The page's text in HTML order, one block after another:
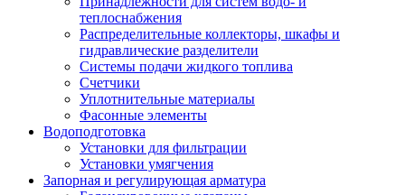
теплоснабжения
Распределительные коллекторы, шкафы и
гидравлические разделители
Системы подачи жидкого топлива
Счетчики
Уплотнительные материалы
Фасонные элементы
Водоподготовка
Установки для фильтрации
Установки умягчения
Запорная и регулирующая арматура